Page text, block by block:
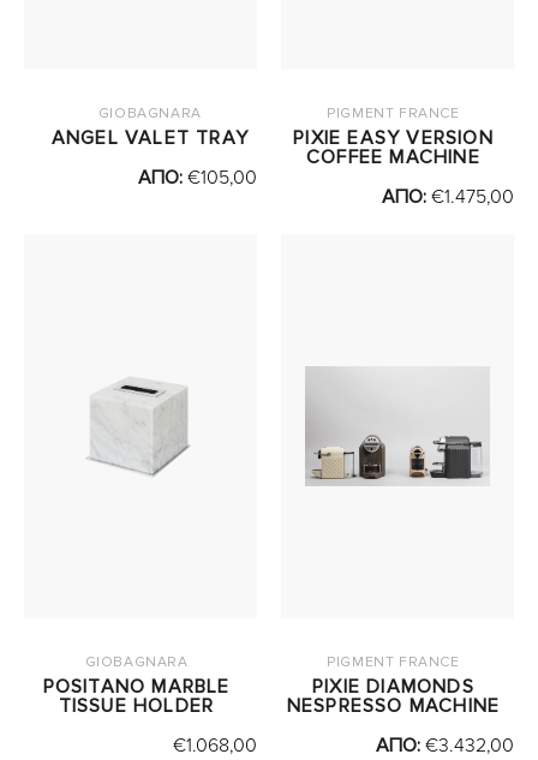
GIOBAGNARA
ANGEL VALET TRAY
ΑΠΟ: €105,00
PIGMENT FRANCE
PIXIE EASY VERSION
COFFEE MACHINE
ΑΠΟ: €1.475,00
GIOBAGNARA
POSITANO MARBLE
TISSUE HOLDER
€1.068,00
PIGMENT FRANCE
PIXIE DIAMONDS
NESPRESSO MACHINE
ΑΠΟ: €3.432,00